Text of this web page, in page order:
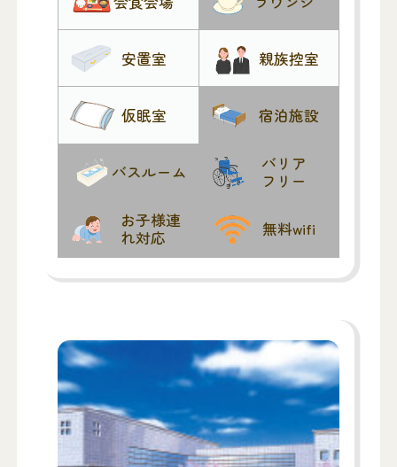
安置室 親族控室
仮眠室 宿泊施設
バスルーム
バリア
フリー
お子様連
れ対応
無料wifi